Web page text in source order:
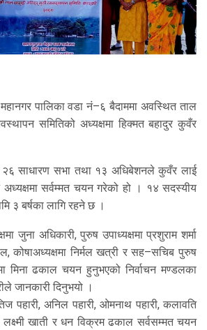
पालिका वडा नं–६ बैदाममा अवस्थित ताल
समितिको अध्यक्षमा हिक्मत बहादुर कुवँर
२६ साधारण सभा तथा १३ अधिबेशनले कुवँर लाई
अध्यक्षमा सर्वम्मत चयन गरेको हो । १४ सदस्यीय
३ बर्षका लागि रहने छ ।
जुना अधिकारी, पुरुष उपाध्यक्षमा प्रशुराम शर्मा
कोषाअध्यक्षमा निर्मल खत्री र सह–सचिब पुरुष
मिना ढकाल चयन हुनुभएको निर्वाचन मण्डलका
जानकारी दिनुभयो ।
पहारी, अनिल पहारी, ओमनाथ पहारी, कलावति
लक्ष्मी खाती र धन विक्रम ढकाल सर्वसम्मत चयन